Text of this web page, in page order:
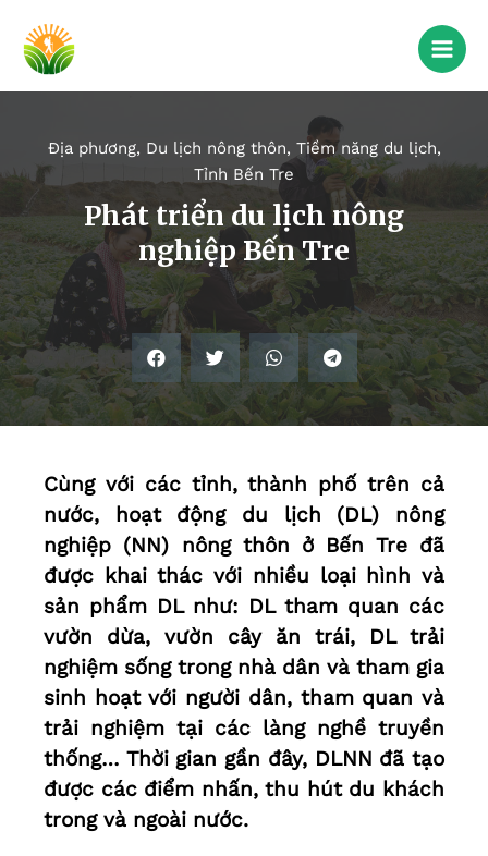
Địa phương, Du lịch nông thôn, Tiềm năng du lịch,
Tỉnh Bến Tre
Phát triển du lịch nông
nghiệp Bến Tre
Cùng với các tỉnh, thành phố trên cả
nước, hoạt động du lịch (DL) nông
nghiệp (NN) nông thôn ở Bến Tre đã
được khai thác với nhiều loại hình và
sản phẩm DL như: DL tham quan các
vườn dừa, vườn cây ăn trái, DL trải
nghiệm sống trong nhà dân và tham gia
sinh hoạt với người dân, tham quan và
trải nghiệm tại các làng nghề truyền
thống… Thời gian gần đây, DLNN đã tạo
được các điểm nhấn, thu hút du khách
trong và ngoài nước.